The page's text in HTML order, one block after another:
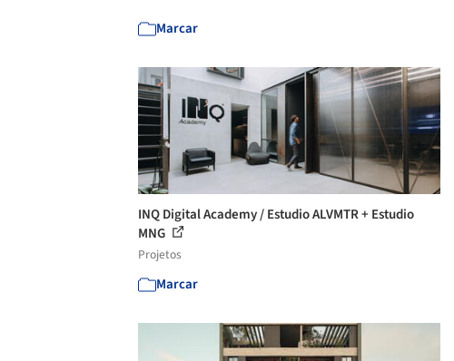
Marcar
INQ Digital Academy / Estudio ALVMTR + Estudio
MNG
Projetos
Marcar